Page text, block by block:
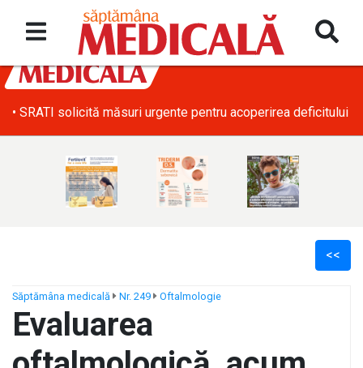
• SRATI solicită măsuri urgente pentru acoperirea deficitului
<<
Săptămâna medicală Nr. 249 Oftalmologie
Evaluarea